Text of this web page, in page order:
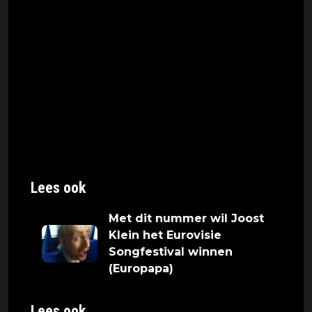
Lees ook
Met dit nummer wil Joost
Klein het Eurovisie
Songfestival winnen
(Europapa)